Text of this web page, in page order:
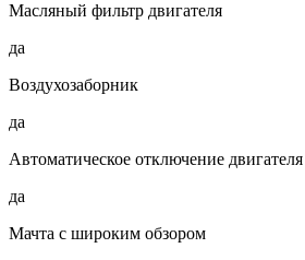
Масляный фильтр двигателя
да
Воздухозаборник
да
Автоматическое отключение
да
Мачта с широким обзором